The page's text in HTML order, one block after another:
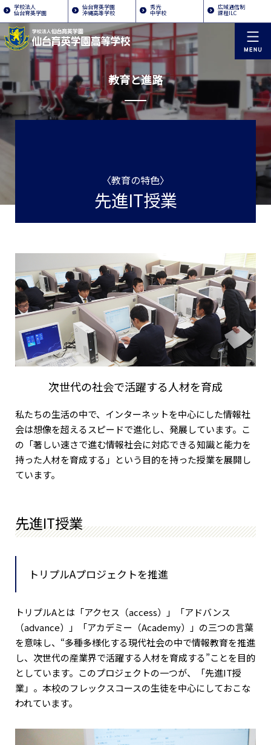
学校法人
仙台育英学園
仙台育英学園
沖縄高等学校
秀光
中学校
広域通信制
課程ILC
教育と進路
〈教育の特色〉
先進IT授業
次世代の社会で活躍する人材を育成
私たちの生活の中で、インターネットを中心にした情報社
会は想像を超えるスピードで進化し、発展しています。こ
の「著しい速さで進む情報社会に対応できる知識と能力を
持った人材を育成する」という目的を持った授業を展開し
ています。
先進IT授業
トリプルAプロジェクトを推進
トリプルAとは「アクセス（access）」「アドバンス
（advance）」「アカデミー（Academy）」の三つの言葉
を意味し、“多種多様化する現代社会の中で情報教育を推進
し、次世代の産業界で活躍する人材を育成する”ことを目的
としています。このプロジェクトの一つが、「先進IT授
業」。本校のフレックスコースの生徒を中心にしておこな
われています。